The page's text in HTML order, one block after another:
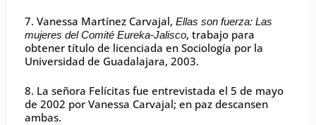
7. Vanessa Martínez Carvajal, Ellas son fuerza: Las
mujeres del Comité Eureka-Jalisco, trabajo para
obtener título de licenciada en Sociología por la
Universidad de Guadalajara, 2003.
8. La señora Felícitas fue entrevistada el 5 de mayo
de 2002 por Vanessa Carvajal; en paz descansen
ambas.